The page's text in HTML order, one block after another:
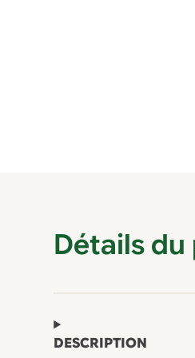
Détails
DESCRIPTION